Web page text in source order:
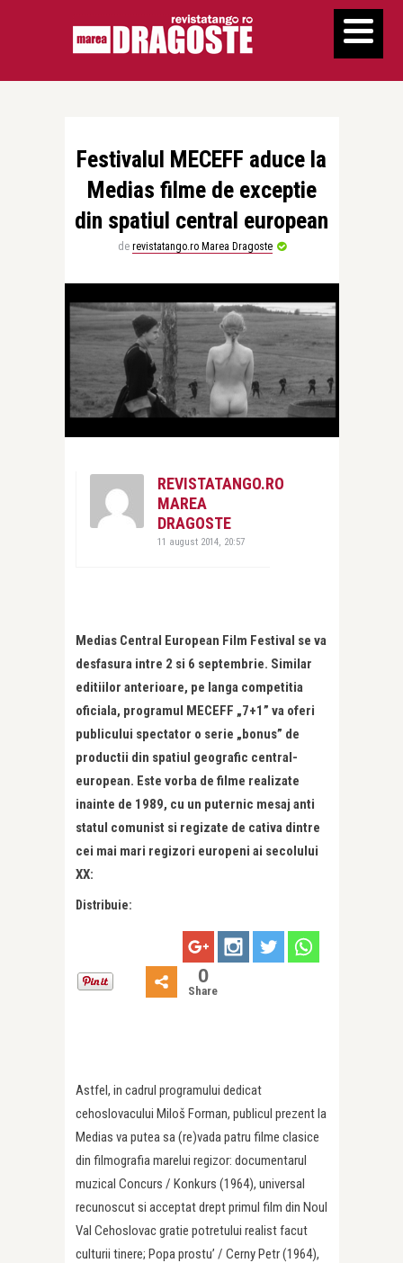
Festivalul MECEFF aduce la
Medias filme de exceptie
din spatiul central european
de revistatango.ro Marea Dragoste
REVISTATANGO.RO
MAREA
DRAGOSTE
11 august 2014, 20:57
Medias Central European Film Festival se va
desfasura intre 2 si 6 septembrie. Similar
editiilor anterioare, pe langa competitia
oficiala, programul MECEFF „7+1” va oferi
publicului spectator o serie „bonus” de
productii din spatiul geografic central-
european. Este vorba de filme realizate
inainte de 1989, cu un puternic mesaj anti
statul comunist si regizate de cativa dintre
cei mai mari regizori europeni ai secolului
XX:
Distribuie:
0
Share
Astfel, in cadrul programului dedicat
cehoslovacului Miloš Forman, publicul prezent la
Medias va putea sa (re)vada patru filme clasice
din filmografia marelui regizor: documentarul
muzical Concurs / Konkurs (1964), universal
recunoscut si acceptat drept primul film din Noul
Val Cehoslovac gratie potretului realist facut
culturii tinere; Popa prostu’ / Cerny Petr (1964),